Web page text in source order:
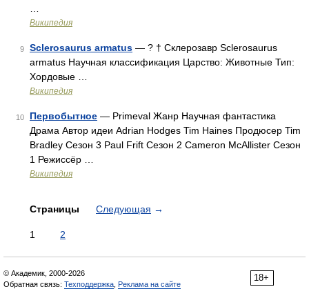
Википедия
9 Sclerosaurus armatus — ? † Склерозавр Sclerosaurus
armatus Научная классификация Царство: Животные Тип:
Хордовые …
Википедия
10 Первобытное — Primeval Жанр Научная фантастика
Драма Автор идеи Adrian Hodges Tim Haines Продюсер Tim
Bradley Сезон 3 Paul Frift Сезон 2 Cameron McAllister Сезон
1 Режиссёр …
Википедия
Страницы Следующая →
1 2
18+
© Академик, 2000-2026
Обратная связь: Техподдержка Реклама на сайте